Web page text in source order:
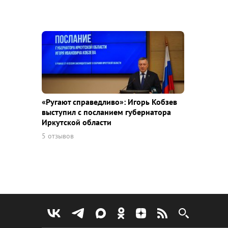
«Ругают справедливо»: Игорь Кобзев
выступил с посланием губернатора
Иркутской области
5 отзывов